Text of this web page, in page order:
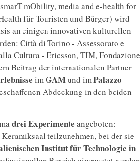
mObility, media and e-health for
für Touristen und Bürger) wird
an einigen innovativen kulturellen
Città di Torino - Assessorato e
Cultura - Ericsson, TIM, Fondazione
Beitrag der internationalen Partner
imGAMund imPalazzo
Abdeckung in den beiden
drei Experimente angeboten:
Keramiksaal teilzunehmen, bei der sie
Institut für Technologie in